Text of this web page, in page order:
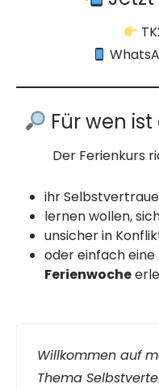
Für wen
Der Ferienkurs
ihr
lernen wollen,
unsicher in
oder einfach eine
Ferienwoche
Willkommen auf
Thema